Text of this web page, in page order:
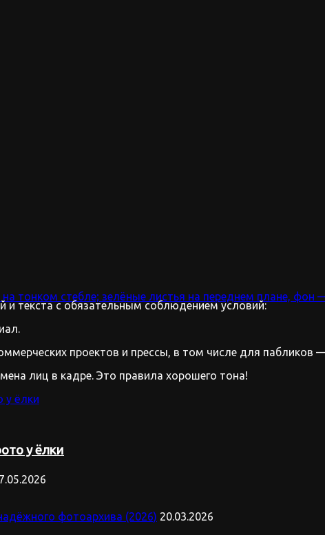
у ёлки
и текста с обязательным соблюдением условий:
проектов и прессы, в том числе для пабликов
лиц в кадре. Это правила хорошего тона!
фотоархива (2026) 20.03.2026